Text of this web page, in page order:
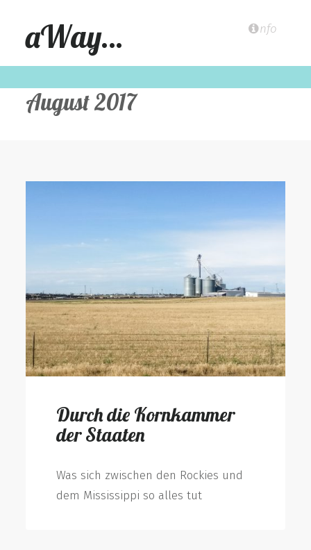
aWay… nfo
August 2017
Durch die Kornkammer
der Staaten
Was sich zwischen den Rockies und
dem Mississippi so alles tut